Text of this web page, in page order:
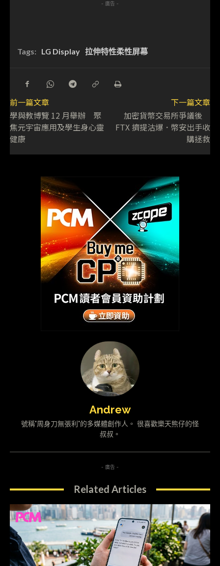
- 廣告 -
Tags: LG Display 拉伸特性柔性屏幕
前一篇文章
學與教博覽 12 月舉辦 聚
焦元宇宙應用及學生身心靈
健康
下一篇文章
加密貨幣交易所爭議後
FTX 擠提沽爆．幣安出手收
購拯救
Andrew
號稱"周身刀無張利"的多媒體創作人。 很喜歡樂天熊仔的怪
叔叔。
- 廣告 -
Related Articles